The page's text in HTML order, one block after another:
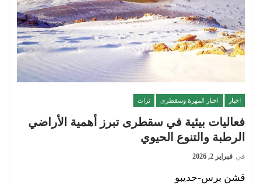
اخبار اخبار المهرة وسقطرى تراث
فعاليات بيئية في سقطرى تبرز أهمية الأراضي
الرطبة والتنوع الحيوي
في فبراير 2, 2026
قشن برس-حديبو